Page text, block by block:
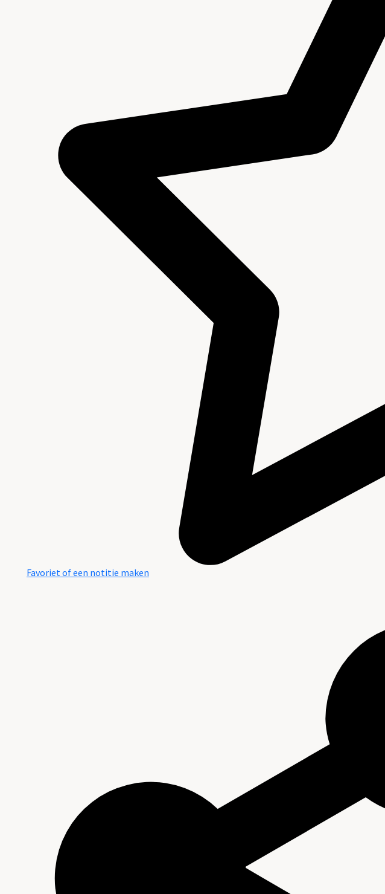
Favoriet of een notitie maken